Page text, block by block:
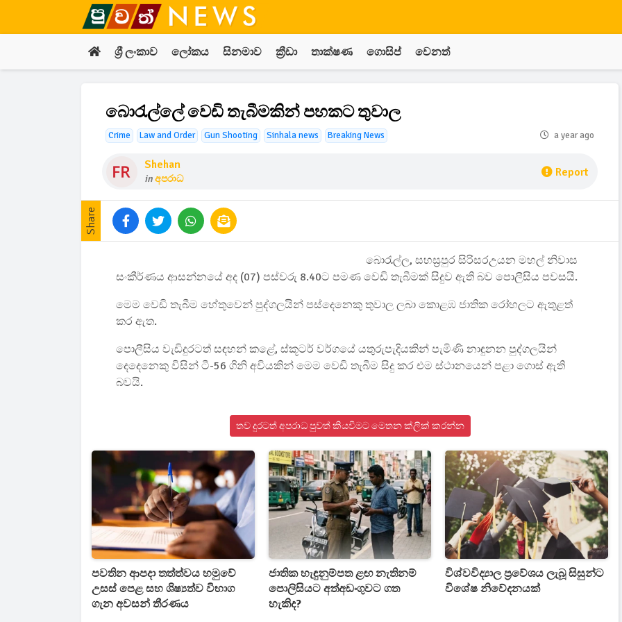
ශ්‍රී ලංකාව ලෝකය සිනමාව ක්‍රීඩා තාක්ෂණ ගොසිප් වෙනත්
බො‍රැල්ලේ වෙඩි තැබීමකින් පහකට තුවාල
Crime Law and Order Gun Shooting Sinhala news Breaking News a year ago
Shehan
inඅපරාධ Report
Share
බොරැල්ල, සහස්‍රපුර සිරිසරඋයන මහල් නිවාස
සංකීර්ණය ආසන්නයේ අද (07) පස්වරු 8.40ට පමණ වෙඩි තැබීමක් සිදුව ඇති බව පොලීසිය පවසයි.
මෙම වෙඩි තැබීම හේතුවෙන් පුද්ගලයින් පස්දෙනෙකු තුවාල ලබා කොළඹ ජාතික රෝහලට ඇතුළත්
කර ඇත.
පොලීසිය වැඩිදුරටත් සඳහන් කළේ, ස්කූටර් වර්ගයේ යතුරුපැදියකින් පැමිණි නාඳුනන පුද්ගලයින්
දෙදෙනෙකු විසින් ටී-56 ගිනි අවියකින් මෙම වෙඩි තැබීම සිදු කර එම ස්ථානයෙන් පළා ගොස් ඇති
බවයි.
තව දුරටත් අපරාධ පුවත් කියවීමට මෙතන ක්ලික් කරන්න
පවතින ආපදා තත්ත්වය හමුවේ
උසස් පෙළ සහ ශිෂ්‍යත්ව විභාග
ගැන අවසන් තීරණය
ජාතික හැඳුනුම්පත ළඟ නැතිනම්
පොලිසියට අත්අඩංගුවට ගත
හැකිද?
විශ්වවිද්‍යාල ප්‍රවේශය ලැබූ සිසුන්ට
විශේෂ නිවේදනයක්